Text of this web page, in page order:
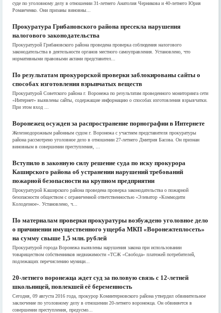
суде по уголовному делу в отношении 31-летнего Анатолия Черникова и 40-летнего Юрия
Романченко. Они призаны виновны...
Прокуратура Грибановского района пресекла нарушения
налогового законодательства
Прокуратурой Грибановского района проведена проверка соблюдения налогового
законодательства в деятельности органов местного самоуправления. Установлено, что
нормативными правовыми актами представител...
По результатам прокурорской проверки заблокированы сайты о
способах изготовления взрывчатых веществ
Прокуратурой Советского района г. Воронежа по результатам проведенного мониторинга сети
«Интернет» выявлены сайты, содержащие информацию о способах изготовления взрывчатки.
При этом вход ...
Воронежец осужден за распространение порнографии в Интернете
Железнодорожным районным судом г. Воронежа с участием представителя прокуратуры
района рассмотрено уголовное дело в отношении 27-летнего Дмитрия Басова. Он признан
виновным в совершении преступления, ...
Вступило в законную силу решение суда по иску прокурора
Каширского района об устранении нарушений требований
пожарной безопасности на крупном предприятии
Прокуратурой Каширского района проведена проверка законодательства о пожарной
безопасности обществом с ограниченной ответственностью «Элеватор «Коммодити
Колодезное». Установлено, ч...
По материалам проверки прокуратуры возбуждено уголовное дело
о причинении имущественного ущерба МКП «Воронежтеплосеть»
на сумму свыше 1,5 млн. рублей
Прокуратурой города Воронежа выявлены нарушения закона при использовании
товариществом собственников недвижимости «ТСЖ «Свобода» платежей потребителей,
подлежащих перечислению муници...
20-летнего воронежца ждет суд за половую связь с 12-летней
школьницей, повлекшей её беременность
Сегодня, 09 августа 2016 года, прокурор Коминтерновского района утвердил обвинительное
заключение по уголовному делу в отношении 20-летнего воронежца. Он обвиняется в
совершении преступления, предусмо...